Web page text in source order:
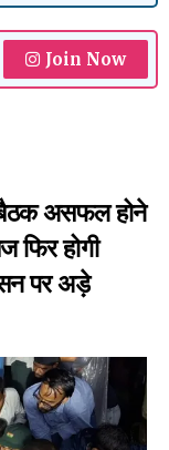
Join Now
बैठक असफल होने
होगी
पर अड़े